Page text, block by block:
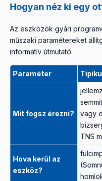
Hogyan néz ki egy
Az eszközök gyári
műszaki paramétereket
informatív útmutató:
Paraméter
Mit fogsz érezni?
vagy
TNS
Hova kerül az
eszköz?